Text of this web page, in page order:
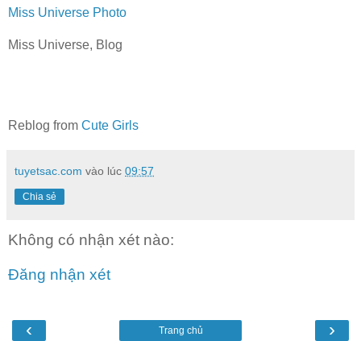
Miss Universe Photo
Miss Universe, Blog
Reblog from Cute Girls
tuyetsac.com vào lúc 09:57
Chia sẻ
Không có nhận xét nào:
Đăng nhận xét
‹ ›
Trang chủ